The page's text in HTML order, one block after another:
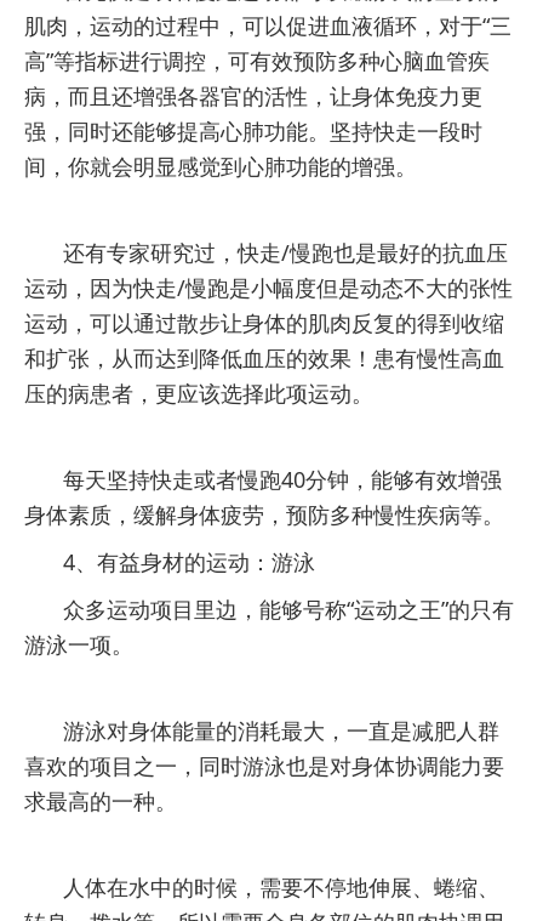
肌肉， 运动的过程中，可以促进血液循环，对于“三
高”等指标进行调控，可有效预防多种心脑血管疾
病，而且还增强各器官的活性，让身体免疫力更
强，同时还能够提高心肺功能。 坚持快走一段时
间，你就会明显感觉到心肺功能的增强。
还有专家研究过，快走/慢跑也是最好的抗血压
运动，因为快走/慢跑是小幅度但是动态不大的张性
运动，可以通过散步让身体的肌肉反复的得到收缩
和扩张，从而达到降低血压的效果！患有慢性高血
压的病患者，更应该选择此项运动。
每天坚持快走或者慢跑40分钟，能够有效增强
身体素质，缓解身体疲劳，预防多种慢性疾病等。
4、有益身材的运动：游泳
众多运动项目里边，能够号称“运动之王”的只有
游泳一项。
游泳对身体能量的消耗最大，一直是减肥人群
喜欢的项目之一，同时游泳也是对身体协调能力要
求最高的一种。
人体在水中的时候，需要不停地伸展、蜷缩、